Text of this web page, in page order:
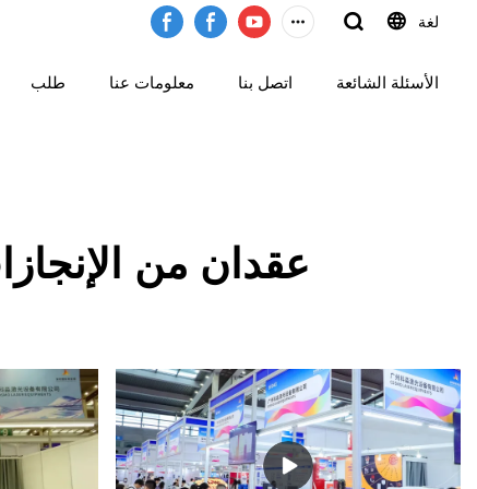
لغة
طلب معلومات عنا اتصل بنا الأسئلة الشائعة
عقدان من الإنجازات